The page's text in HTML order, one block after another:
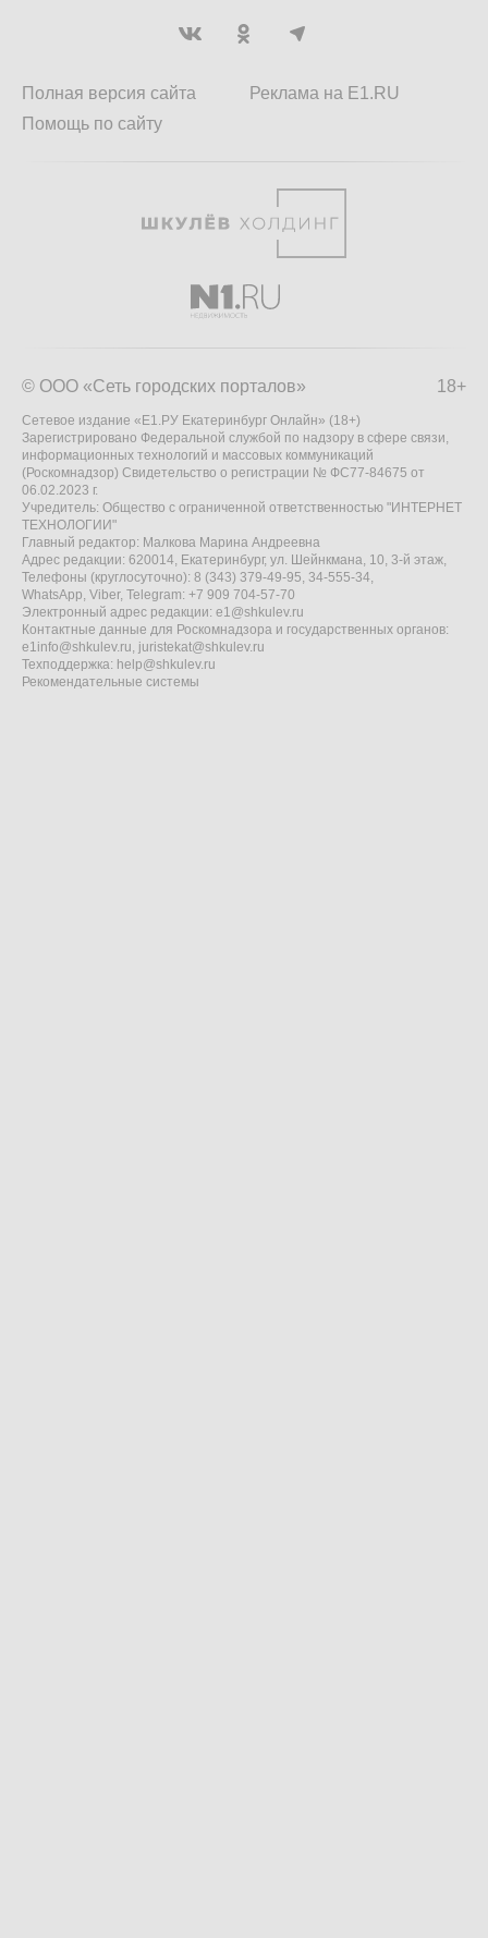
Полная версия сайта
Помощь по сайту
Реклама на E1.RU
18+
© ООО «Сеть городских порталов»
Сетевое издание «Е1.РУ Екатеринбург Онлайн» (18+)
Зарегистрировано Федеральной службой по надзору в сфере связи,
информационных технологий и массовых коммуникаций
(Роскомнадзор) Свидетельство о регистрации № ФС77-84675 от
06.02.2023 г.
Учредитель: Общество с ограниченной ответственностью "ИНТЕРНЕТ
ТЕХНОЛОГИИ"
Главный редактор: Малкова Марина Андреевна
Адрес редакции: 620014, Екатеринбург, ул. Шейнкмана, 10, 3-й этаж,
Телефоны (круглосуточно): 8 (343) 379-49-95, 34-555-34,
WhatsApp, Viber, Telegram: +7 909 704-57-70
Электронный адрес редакции: e1@shkulev.ru
Контактные данные для Роскомнадзора и государственных органов:
e1info@shkulev.ru, juristekat@shkulev.ru
Техподдержка: help@shkulev.ru
Рекомендательные системы